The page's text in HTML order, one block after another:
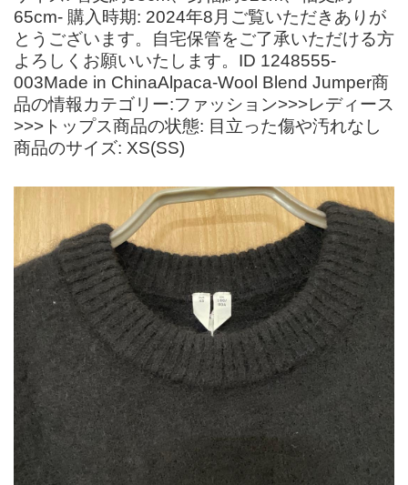
65cm- 購入時期: 2024年8月ご覧いただきありが
とうございます。自宅保管をご了承いただける方
よろしくお願いいたします。ID 1248555-
003Made in ChinaAlpaca-Wool Blend Jumper商
品の情報カテゴリー:ファッション>>>レディース
>>>トップス商品の状態: 目立った傷や汚れなし
商品のサイズ: XS(SS)